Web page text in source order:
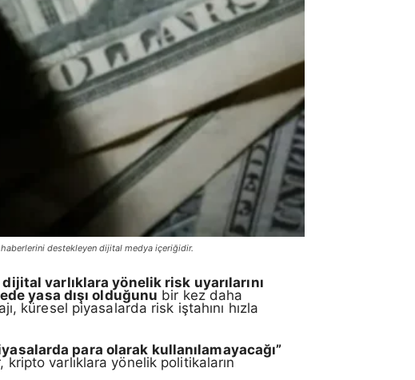
haberlerini destekleyen dijital medya içeriğidir.
dijital varlıklara yönelik risk uyarılarını
yasa dışı olduğunu bir kez daha
küresel piyasalarda risk iştahını hızla
para olarak kullanılamayacağı”
kripto varlıklara yönelik politikaların